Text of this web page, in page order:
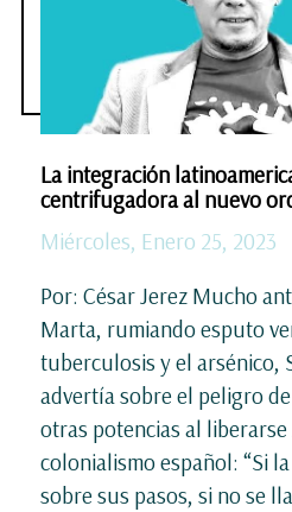
La integración
centrifugadora al nuevo
Miércoles, Enero 25, 2023
Por: César Jerez Mucho
Marta, rumiando esputo
tuberculosis y el arsénico,
advertía sobre el peligro
otras potencias al liberarse
colonialismo español: “Si
sobre sus pasos, si no se